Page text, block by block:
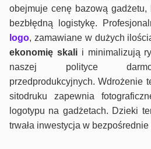
obejmuje cenę bazową
bezbłędną logistykę.
logo, zamawiane w dużych
ekonomię skalii minimalizują
naszej polityce
przedprodukcyjnych. Wdrożenie
sitodruku zapewnia
logotypu na gadżetach. Dzieki
trwała inwestycja w